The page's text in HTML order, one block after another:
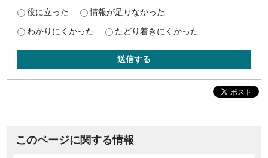
役に立った
情報が足りなかった
わかりにくかった
たどり着きにくかった
送信する
このページに関する情報